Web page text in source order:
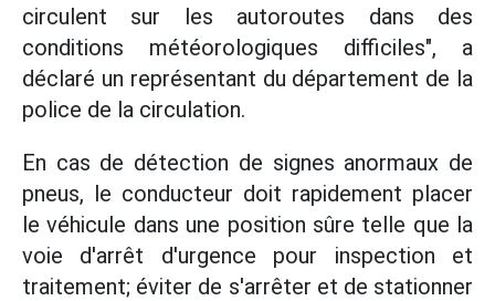
circulent sur les autoroutes dans des
conditions météorologiques difficiles", a
déclaré un représentant du département de la
police de la circulation.
En cas de détection de signes anormaux de
pneus, le conducteur doit rapidement placer
le véhicule dans une position sûre telle que la
voie d'arrêt d'urgence pour inspection et
traitement; éviter de s'arrêter et de stationner